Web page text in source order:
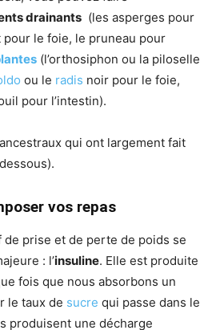
drainants (les asperges pour
pour le foie, le pruneau pour
(l’orthosiphon ou la piloselle
ou le radis noir pour le foie,
pour l’intestin).
qui ont largement fait
vos repas
prise et de perte de poids se
: l’insuline. Elle est produite
fois que nous absorbons un
le taux de sucre qui passe dans le
produisent une décharge